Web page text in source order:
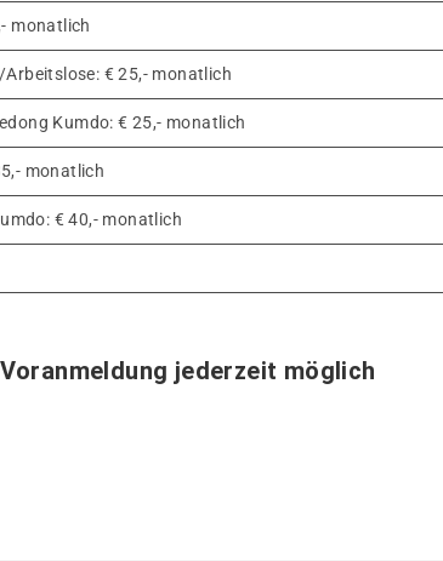
monatlich
€ 25,- monatlich
Kumdo: € 25,- monatlich
monatlich
€ 40,- monatlich
jederzeit möglich